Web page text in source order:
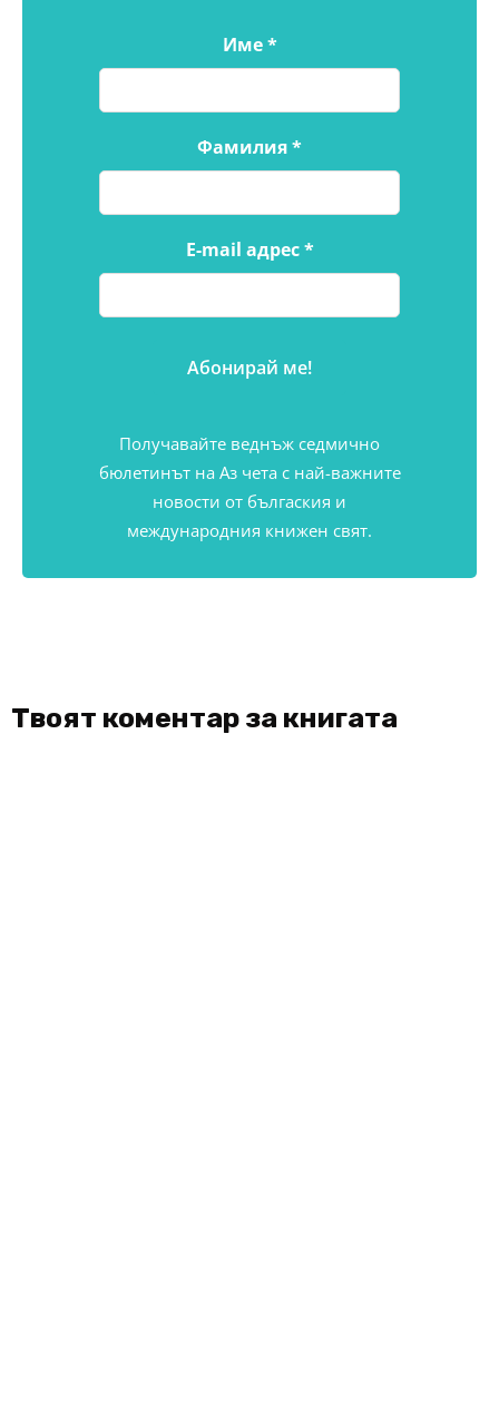
Име*
Фамилия*
E-mail адрес*
Получавайте веднъж седмично
бюлетинът на Аз чета с най-важните
новости от бългаския и
международния книжен свят.
Твоят коментар за книгата